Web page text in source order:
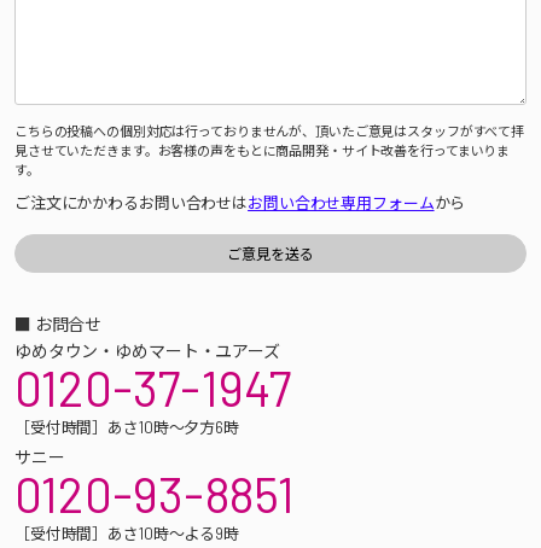
こちらの投稿への個別対応は行っておりませんが、頂いたご意見はスタッフがすべて拝
見させていただきます。お客様の声をもとに商品開発・サイト改善を行ってまいりま
す。
ご注文にかかわるお問い合わせはお問い合わせ専用フォームから
■ お問合せ
ゆめタウン・ゆめマート・ユアーズ
0120-37-1947
［受付時間］あさ10時～夕方6時
サニー
0120-93-8851
［受付時間］あさ10時～よる9時